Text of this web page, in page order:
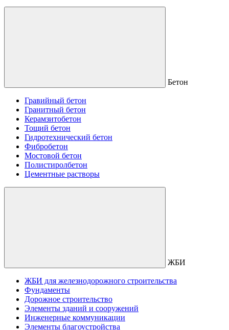
Бетон
Гравийный бетон
Гранитный бетон
Керамзитобетон
Тощий бетон
Гидротехнический бетон
Фибробетон
Мостовой бетон
Полистиролбетон
Цементные растворы
ЖБИ
ЖБИ для железнодорожного строительства
Фундаменты
Дорожное строительство
Элементы зданий и сооружений
Инженерные коммуникации
Элементы благоустройства